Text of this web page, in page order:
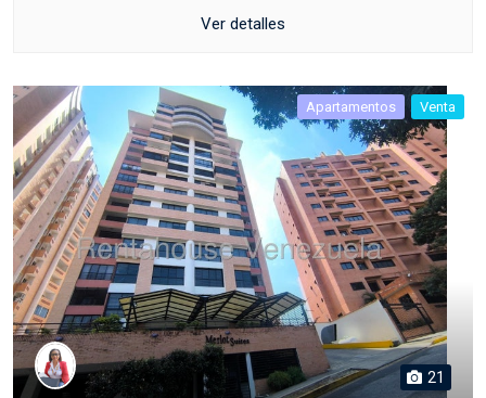
Ver detalles
Apartamentos Venta
21